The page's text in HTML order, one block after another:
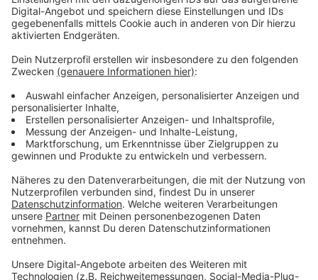
Verbundes Rheinland (mit den Krankenhäusern in
Krefeld, Düsseldorf, Leverkusen, Aachen und
Stolberg) ist. Koch zieht sich daher Ende Februar aus
dem operativen Tagesgeschäft im Marienhospital
zurück, er hat das Marienhospital seit Juli 2016
geführt.
Das Bethlehem Gesundheitszentrum gehört seit 2021
zur Gruppe der Alexianer, das Marienhospital seit 2023.
Im Raum Aachen betreiben die Alexianer außerdem
das Alexianer Zentrum für seelische Gesundheit in
Aachen und Gangelt sowie Einrichtungen der
Eingliederungshilfe, Jugendhilfe und Seniorenhilfe,
einen ambulanten Pflegedienst, Kindertagesstätten
sowie eine Werkstatt für Menschen mit Behinderung.
Die Alexianer GmbH will die